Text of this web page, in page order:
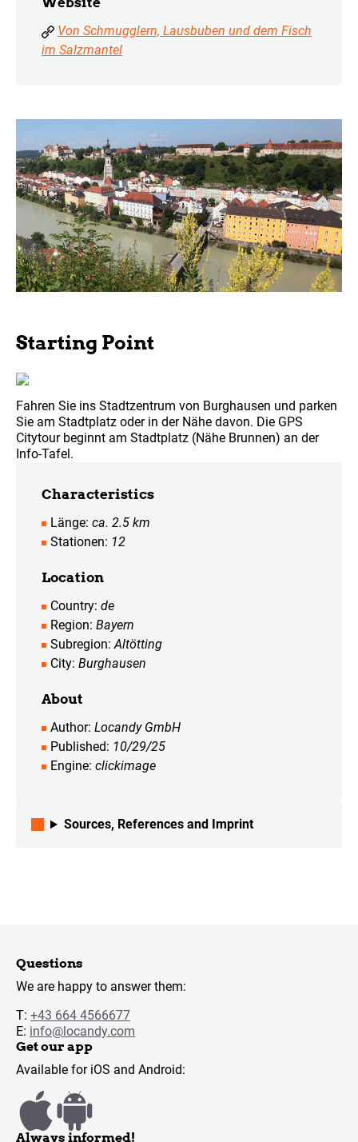
Von Schmugglern, Lausbuben und dem Fisch
im Salzmantel
Characteristics
Länge ca. 2.5 km
Stationen 12
Location
Country de
Region Bayern
Subregion Altötting
City Burghausen
About
Author Locandy GmbH
Published 10/29/25
Engine clickimage
Sources, References and Imprint
Starting Point
Fahren Sie ins Stadtzentrum von Burghausen und parken
Sie am Stadtplatz oder in der Nähe davon. Die GPS
Citytour beginnt am Stadtplatz (Nähe Brunnen) an der
Info-Tafel.
Questions
We are happy to answer them:
T: +43 664 4566677
E: info@locandy.com
Get our app
Available for iOS and Android:
Always informed!